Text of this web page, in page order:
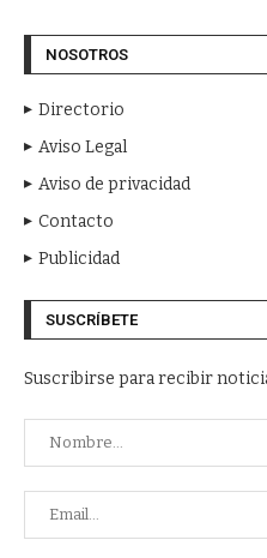
NOSOTROS
Directorio
Aviso Legal
Aviso de privacidad
Contacto
Publicidad
SUSCRÍBETE
Suscribirse para recibir